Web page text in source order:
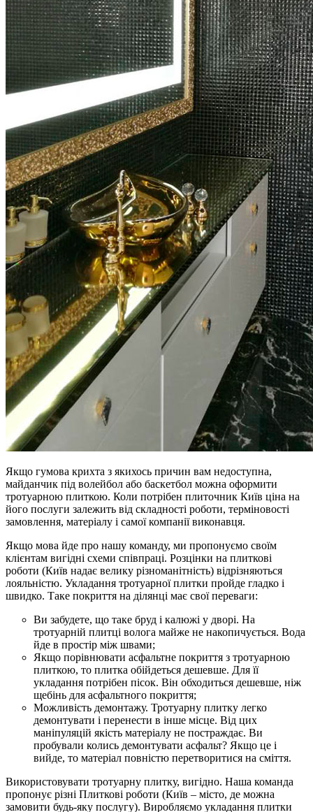
Якщо гумова крихта з якихось причин вам недоступна,
майданчик під волейбол або баскетбол можна оформити
тротуарною плиткою. Коли потрібен плиточник Київ ціна на
його послуги залежить від складності роботи, терміновості
замовлення, матеріалу і самої компанії виконавця.
Якщо мова йде про нашу команду, ми пропонуємо своїм
клієнтам вигідні схеми співпраці. Розцінки на плиткові
роботи (Київ надає велику різноманітність) відрізняються
лояльністю. Укладання тротуарної плитки пройде гладко і
швидко. Таке покриття на ділянці має свої переваги:
Ви забудете, що таке бруд і калюжі у дворі. На
тротуарній плитці волога майже не накопичується. Вода
йде в простір між швами;
Якщо порівнювати асфальтне покриття з тротуарною
плиткою, то плитка обійдеться дешевше. Для її
укладання потрібен пісок. Він обходиться дешевше, ніж
щебінь для асфальтного покриття;
Можливість демонтажу. Тротуарну плитку легко
демонтувати і перенести в інше місце. Від цих
маніпуляцій якість матеріалу не постраждає. Ви
пробували колись демонтувати асфальт? Якщо це і
вийде, то матеріал повністю перетворитися на сміття.
Використовувати тротуарну плитку, вигідно. Наша команда
пропонує різні Плиткові роботи (Київ – місто, де можна
замовити будь-яку послугу). Виробляємо укладання плитки